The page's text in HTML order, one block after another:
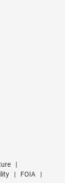
|
| FOIA
|